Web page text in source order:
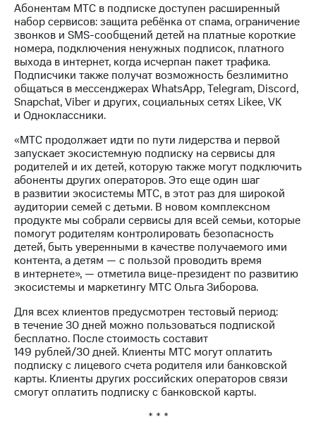
секретарь
Раскрытие
информации
Информация
акционерам
Документы
ПАО
"МТС"
Собрания
Личный
кабинет
акционера
Акционерный
капитал
Контроль
и
аудит
Рынок
акций
Описание
Программа
приобретения
Порядок
выкупа
акций
Дивиденды
Рынок
облигаций
Абонентам МТС в подписке доступен расширенный
набор сервисов: защита ребёнка от спама, ограничение
звонков и SMS-сообщений детей на платные короткие
номера, подключения ненужных подписок, платного
выхода в интернет, когда исчерпан пакет трафика.
Подписчики также получат возможность безлимитно
общаться в мессенджерах WhatsApp, Telegram, Discord,
Snapchat, Viber и других, социальных сетях Likee, VK
и Одноклассники.
«МТС продолжает идти по пути лидерства и первой
запускает экосистемную подписку на сервисы для
родителей и их детей, которую также могут подключить
абоненты других операторов. Это еще один шаг
в развитии экосистемы МТС, в этот раз для широкой
аудитории семей с детьми. В новом комплексном
продукте мы собрали сервисы для всей семьи, которые
помогут родителям контролировать безопасность
детей, быть уверенными в качестве получаемого ими
контента, а детям — с пользой проводить время
в интернете», — отметила вице-президент по развитию
экосистемы и маркетингу МТС Ольга Зиборова.
Для всех клиентов предусмотрен тестовый период:
в течение 30 дней можно пользоваться подпиской
бесплатно. После стоимость составит
149 рублей/30 дней. Клиенты МТС могут оплатить
подписку с лицевого счета родителя или банковской
карты. Клиенты других российских операторов связи
смогут оплатить подписку с банковской карты.
* * *